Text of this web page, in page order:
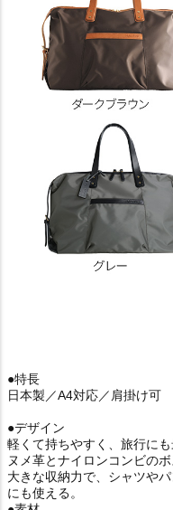
●特長
日本製／A4対応／肩掛け可
●デザイン
軽くて持ちやすく、旅行にも
ヌメ革とナイロンコンビのボ
大きな収納力で、シャツや
にも使える。